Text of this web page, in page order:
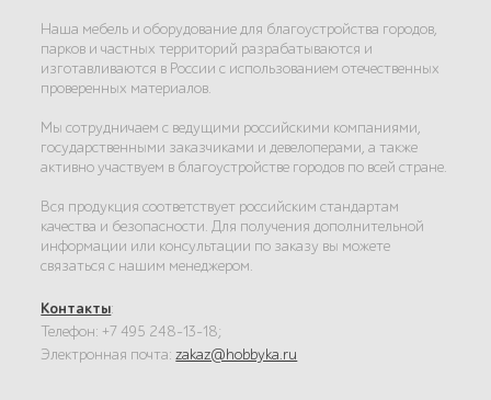
Наша мебель и оборудование для благоустройства городов,
парков и частных территорий разрабатываются и
изготавливаются в России с использованием отечественных
проверенных материалов.
Мы сотрудничаем с ведущими российскими компаниями,
государственными заказчиками и девелоперами, а также
активно участвуем в благоустройстве городов по всей стране.
Вся продукция соответствует российским стандартам
качества и безопасности. Для получения дополнительной
информации или консультации по заказу вы можете
связаться с нашим менеджером.
Контакты:
Телефон: +7 495 248-13-18;
Электронная почта:zakaz@hobbyka.ru